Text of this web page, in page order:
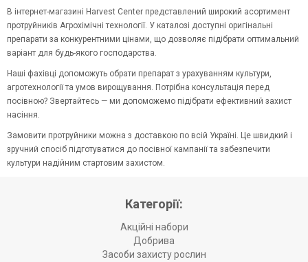
В інтернет-магазині Harvest Center представлений широкий асортимент
протруйників Агрохімічні технології. У каталозі доступні оригінальні
препарати за конкурентними цінами, що дозволяє підібрати оптимальний
варіант для будь-якого господарства.
Наші фахівці допоможуть обрати препарат з урахуванням культури,
агротехнології та умов вирощування. Потрібна консультація перед
посівною? Звертайтесь — ми допоможемо підібрати ефективний захист
насіння.
Замовити протруйники можна з доставкою по всій Україні. Це швидкий і
зручний спосіб підготуватися до посівної кампанії та забезпечити
культури надійним стартовим захистом.
Категорії:
Акційні набори
Добрива
Засоби захисту рослин